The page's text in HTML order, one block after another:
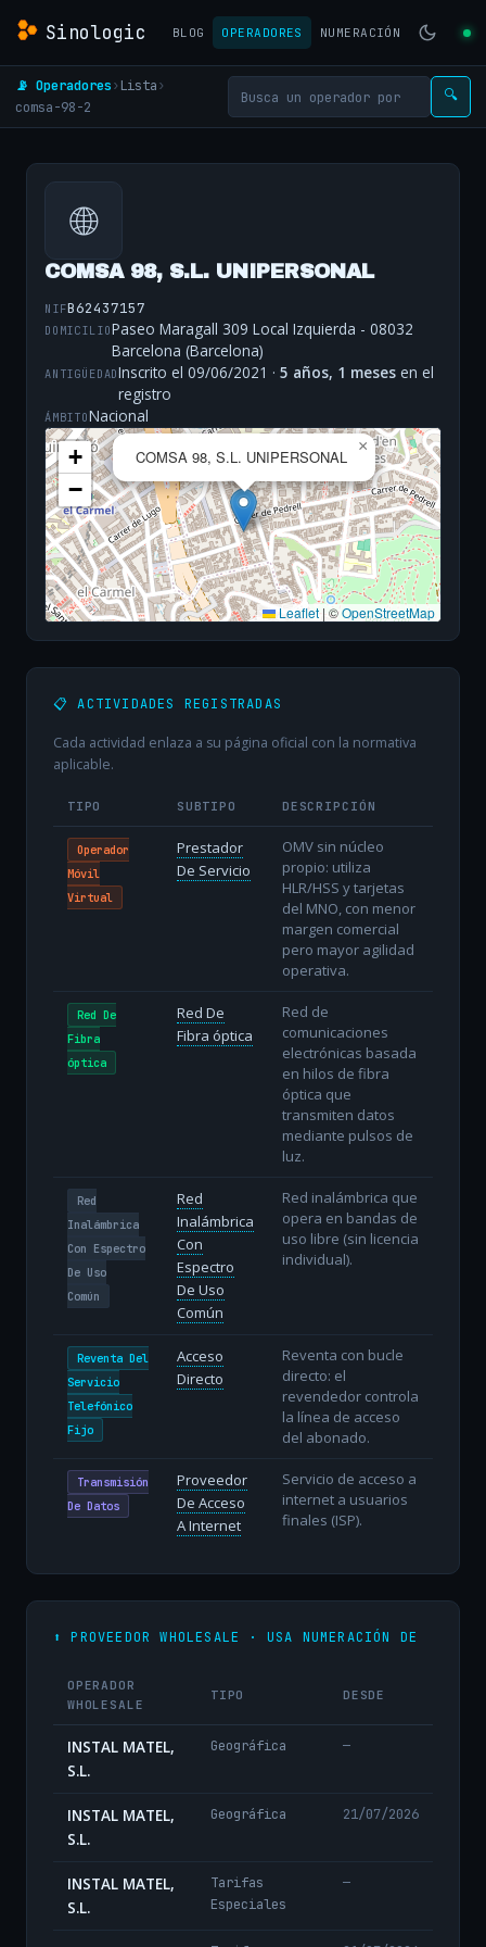
Sinologic BLOG OPERADORES NUMERACIÓN
📡 Operadores› Lista›
comsa-98-2
🔍
🌐
COMSA 98, S.L. UNIPERSONAL
NIFB62437157
DOMICILIOPaseo Maragall 309 Local Izquierda - 08032
Barcelona (Barcelona)
ANTIGÜEDADInscrito el 09/06/2021 ·5 años, 1 meses en el
registro
ÁMBITONacional
COMSA 98, S.L. UNIPERSONAL
×
+
−
Leaflet |©OpenStreetMap
📋 ACTIVIDADES REGISTRADAS
Cada actividad enlaza a su página oficial con la normativa
aplicable.
TIPO SUBTIPO DESCRIPCIÓN
Operador
Móvil
Virtual
Prestador
De Servicio
OMV sin núcleo
propio: utiliza
HLR/HSS y tarjetas
del MNO, con menor
margen comercial
pero mayor agilidad
operativa.
Red De
Fibra
óptica
Red De
Fibra óptica
Red de
comunicaciones
electrónicas basada
en hilos de fibra
óptica que
transmiten datos
mediante pulsos de
luz.
Red
Inalámbrica
Con Espectro
De Uso
Común
Red
Inalámbrica
Con
Espectro
De Uso
Común
Red inalámbrica que
opera en bandas de
uso libre (sin licencia
individual).
Reventa Del
Servicio
Telefónico
Fijo
Acceso
Directo
Reventa con bucle
directo: el
revendedor controla
la línea de acceso
del abonado.
Transmisión
De Datos
Proveedor
De Acceso
A Internet
Servicio de acceso a
internet a usuarios
finales (ISP).
⬆️ PROVEEDOR WHOLESALE · USA NUMERACIÓN DE
OPERADOR
WHOLESALE
TIPO DESDE
INSTAL MATEL,
S.L.
Geográfica —
INSTAL MATEL,
S.L.
Geográfica 21/07/2026
INSTAL MATEL,
S.L.
Tarifas
Especiales
—